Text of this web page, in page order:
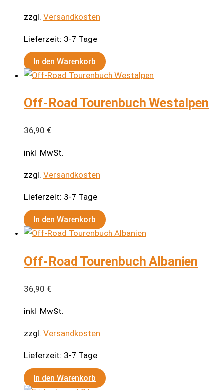
zzgl. Versandkosten
Lieferzeit: 3-7 Tage
In den Warenkorb
Off-Road Tourenbuch Westalpen
36,90 €
inkl. MwSt.
zzgl. Versandkosten
Lieferzeit: 3-7 Tage
In den Warenkorb
Off-Road Tourenbuch Albanien
36,90 €
inkl. MwSt.
zzgl. Versandkosten
Lieferzeit: 3-7 Tage
In den Warenkorb